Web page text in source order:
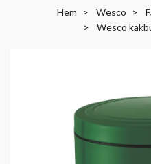
Hem Wesco
Wesco